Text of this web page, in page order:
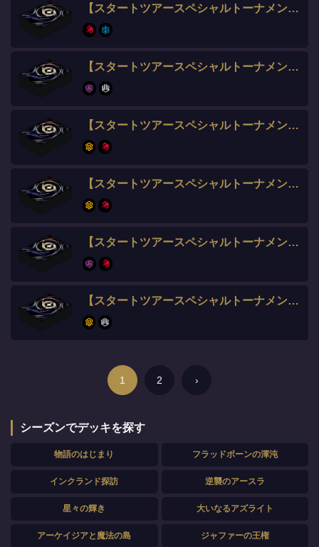
【スタートツアースペシャルトーナメント】ランタン選手
【スタートツアースペシャルトーナメント】むむむ選手​
【スタートツアースペシャルトーナメント】Ram 選手​
【スタートツアースペシャルトーナメント】しょー選手​
【スタートツアースペシャルトーナメント】しょーた選手​
【スタートツアースペシャルトーナメント】たなき選手​
1 2 ›
シーズンでデッキを探す
物語のはじまり フラッドボーンの渾沌
インクランド探訪 逆襲のアースラ
星々の輝き 大いなるアズライト
アーケイジアと魔法の島 ジャファーの王権